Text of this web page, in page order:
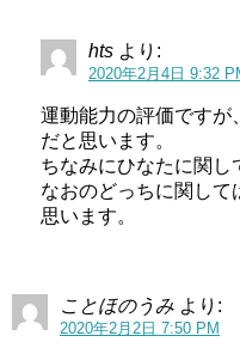
hts より:
2020年2月4日 9:32
運動能力の評価ですが
だと思います。
ちなみにひなたに関し
なおのどっちに関して
思います。
ことほのうみ より:
2020年2月2日 7:50 PM